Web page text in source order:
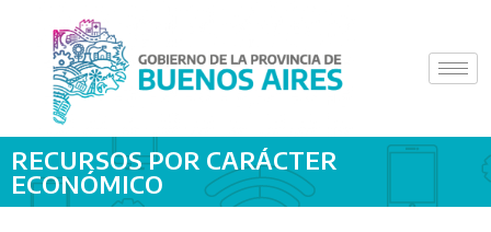
Saltar
contenido
RECURSOS POR CARÁCTER
ECONÓMICO